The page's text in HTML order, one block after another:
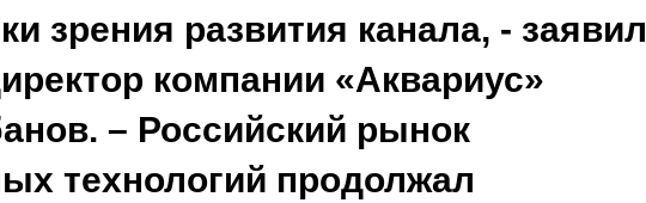
зрения развития канала, - заявил
компании «Аквариус»
. – Российский рынок
технологий продолжал